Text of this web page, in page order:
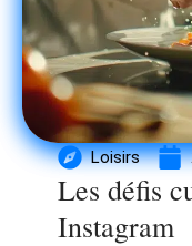
Loisirs
Les défis
Instagram